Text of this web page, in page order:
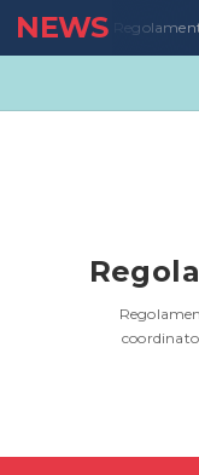
NEWS
Nuovo sito